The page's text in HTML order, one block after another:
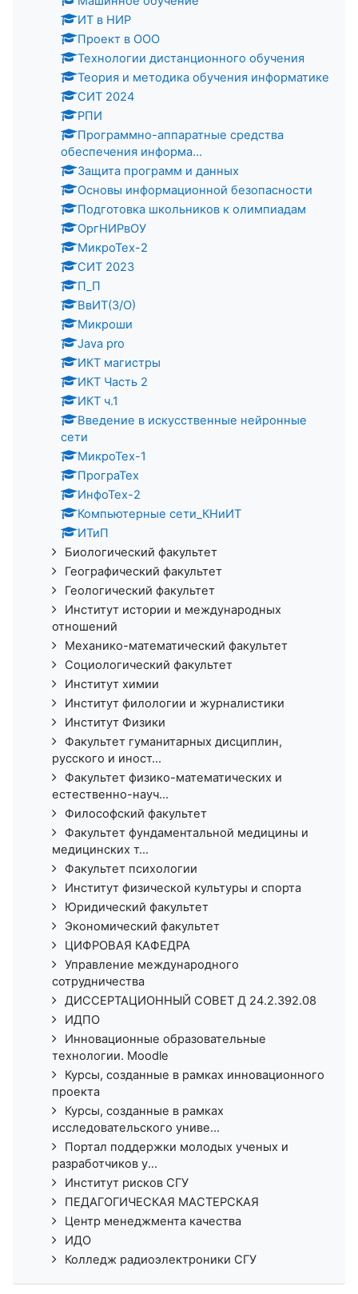
ИТ в НИР
Проект в ООО
Технологии дистанционного обучения
Теория и методика обучения информатике
СИТ 2024
РПИ
Программно-аппаратные средства
обеспечения информа...
Защита программ и данных
Основы информационной безопасности
Подготовка школьников к олимпиадам
ОргНИРвОУ
МикроТех-2
СИТ 2023
П_П
ВвИТ(З/О)
Микроши
Java pro
ИКТ магистры
ИКТ Часть 2
ИКТ ч.1
Введение в искусственные нейронные
сети
МикроТех-1
ПрограТех
ИнфоТех-2
Компьютерные сети_КНиИТ
ИТиП
Биологический факультет
Географический факультет
Геологический факультет
Институт истории и международных
отношений
Механико-математический факультет
Социологический факультет
Институт химии
Институт филологии и журналистики
Институт Физики
Факультет гуманитарных дисциплин,
русского и иност...
Факультет физико-математических и
естественно-науч...
Философский факультет
Факультет фундаментальной медицины и
медицинских т...
Факультет психологии
Институт физической культуры и спорта
Юридический факультет
Экономический факультет
ЦИФРОВАЯ КАФЕДРА
Управление международного
сотрудничества
ДИССЕРТАЦИОННЫЙ СОВЕТ Д 24.2.392.08
ИДПО
Инновационные образовательные
технологии. Moodle
Курсы, созданные в рамках инновационного
проекта
Курсы, созданные в рамках
исследовательского униве...
Портал поддержки молодых ученых и
разработчиков у...
Институт рисков СГУ
ПЕДАГОГИЧЕСКАЯ МАСТЕРСКАЯ
Центр менеджмента качества
ИДО
Колледж радиоэлектроники СГУ